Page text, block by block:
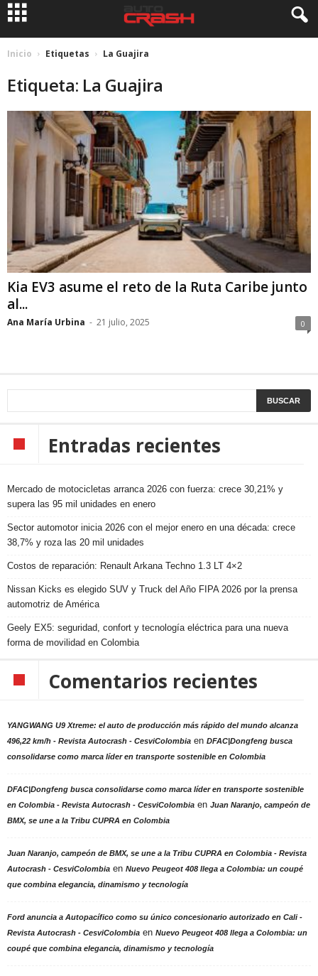
Inicio Etiquetas La Guajira
Etiqueta: La Guajira
Kia EV3 asume el reto de la Ruta Caribe junto
al...
Ana María Urbina - 21 julio, 2025 0
Entradas recientes
Mercado de motocicletas arranca 2026 con fuerza: crece 30,21% y
supera las 95 mil unidades en enero
Sector automotor inicia 2026 con el mejor enero en una década: crece
38,7% y roza las 20 mil unidades
Costos de reparación: Renault Arkana Techno 1.3 LT 4×2
Nissan Kicks es elegido SUV y Truck del Año FIPA 2026 por la prensa
automotriz de América
Geely EX5: seguridad, confort y tecnología eléctrica para una nueva
forma de movilidad en Colombia
Comentarios recientes
YANGWANG U9 Xtreme: el auto de producción más rápido del mundo alcanza
496,22 km/h - Revista Autocrash - CesviColombia en DFAC|Dongfeng busca
consolidarse como marca líder en transporte sostenible en Colombia
DFAC|Dongfeng busca consolidarse como marca líder en transporte sostenible
en Colombia - Revista Autocrash - CesviColombia en Juan Naranjo, campeón de
BMX, se une a la Tribu CUPRA en Colombia
Juan Naranjo, campeón de BMX, se une a la Tribu CUPRA en Colombia - Revista
Autocrash - CesviColombia en Nuevo Peugeot 408 llega a Colombia: un coupé
que combina elegancia, dinamismo y tecnología
Ford anuncia a Autopacífico como su único concesionario autorizado en Cali -
Revista Autocrash - CesviColombia en Nuevo Peugeot 408 llega a Colombia: un
coupé que combina elegancia, dinamismo y tecnología